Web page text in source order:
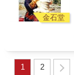
金石堂
1 2